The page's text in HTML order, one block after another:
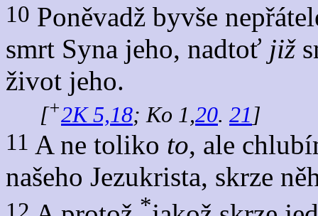
10 Poněvadž byvše
smrt Syna jeho, nadtoť již
život jeho.
[+2K 5,18; Ko 1,20. 21]
11 A ne toliko to, ale
našeho Jezukrista, skrze
*